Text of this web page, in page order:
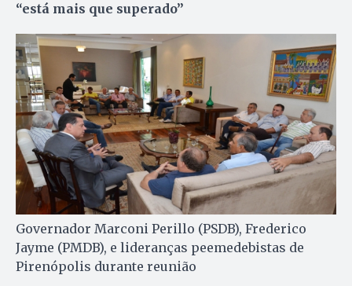
“está mais que superado”
Governador Marconi Perillo (PSDB), Frederico
Jayme (PMDB), e lideranças peemedebistas de
Pirenópolis durante reunião